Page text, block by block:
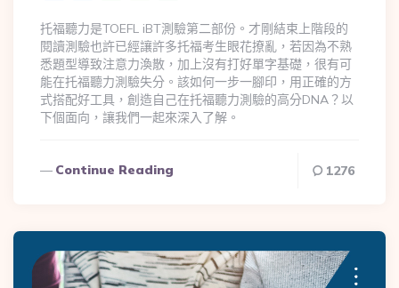
托福聽力是TOEFL iBT測驗第二部份。才剛結束上階段的
閱讀測驗也許已經讓許多托福考生眼花撩亂，若因為不熟
悉題型導致注意力渙散，加上沒有打好單字基礎，很有可
能在托福聽力測驗失分。該如何一步一腳印，用正確的方
式搭配好工具，創造自己在托福聽力測驗的高分DNA？以
下個面向，讓我們一起來深入了解。
Continue Reading 1276